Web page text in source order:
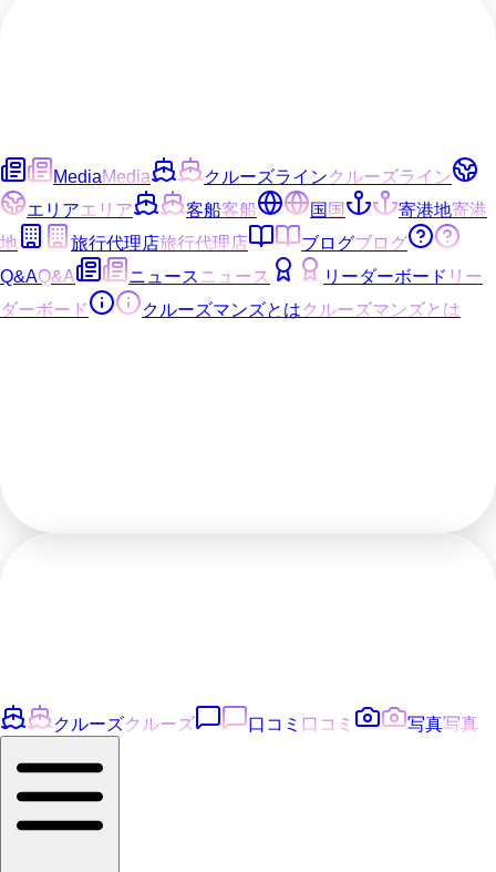
MediaMedia クルーズラインクルーズライン
エリアエリア 客船客船 国国 寄港地寄港
地
旅行代理店旅行代理店 ブログブログ
Q&AQ&A ニュース ニュース リーダーボード リー
ダーボード
クルーズマンズとはクルーズマンズとは
クルーズクルーズ 口コミ 口コミ 写真写真